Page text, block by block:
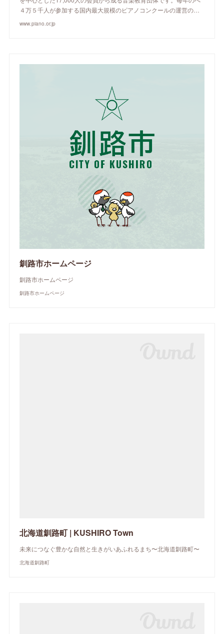
４万５千人が参加する国内最大規模のピアノコンクールの運営の…
www.piano.or.jp
釧路市ホームページ
釧路市ホームページ
釧路市ホームページ
北海道釧路町 | KUSHIRO Town
未来につなぐ豊かな自然と生きがいあふれるまち〜北海道釧路町〜
北海道釧路町